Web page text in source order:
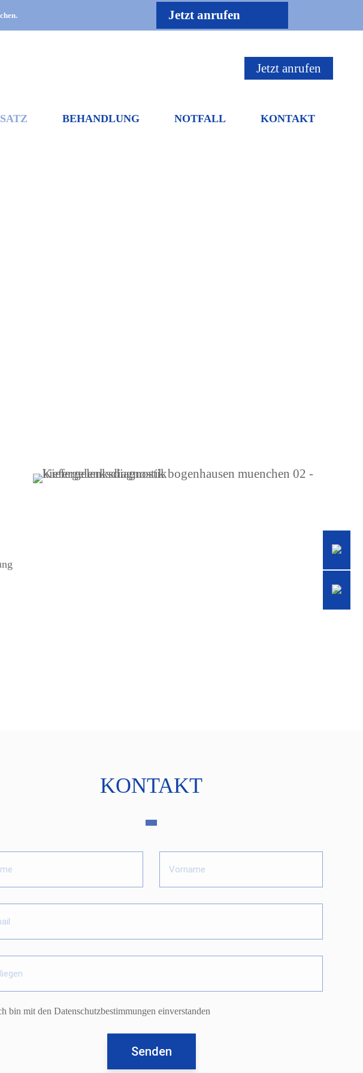
Jetzt anrufen
Jetzt anrufen
BEHANDLUNG NOTFALL KONTAKT
KONTAKT
bin mit den Datenschutzbestimmungen einverstanden
Datenschutz